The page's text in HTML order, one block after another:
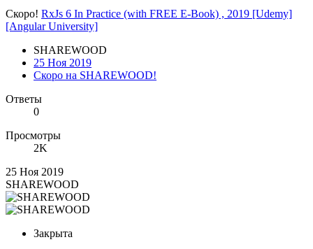
Скоро! RxJs 6 In Practice (with FREE E-Book) , 2019 [Udemy]
[Angular University]
SHAREWOOD
25 Ноя 2019
Скоро на SHAREWOOD!
Ответы
0
Просмотры
2K
25 Ноя 2019
SHAREWOOD
Закрыта